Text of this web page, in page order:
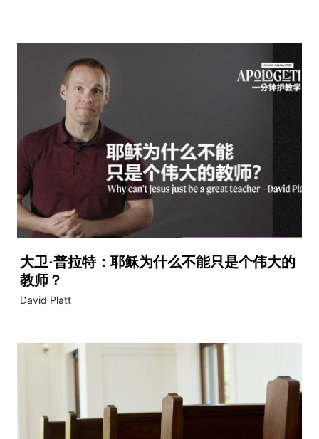
video
大卫·普拉特：耶稣为什么不能只是个伟大的
教师？
David Platt